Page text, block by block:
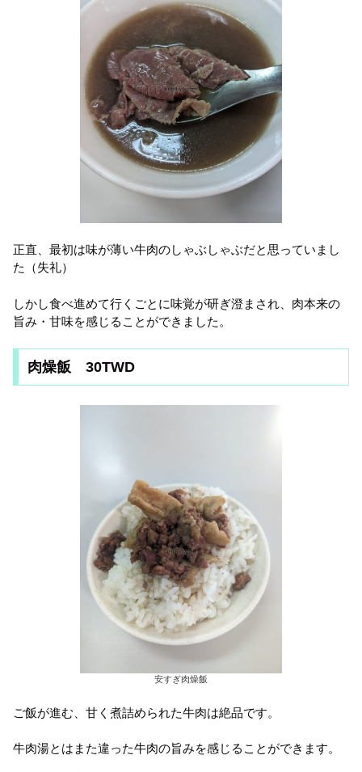
正直、最初は味が薄い牛肉のしゃぶしゃぶだと思っていまし
た（失礼）
しかし食べ進めて行くごとに味覚が研ぎ澄まされ、肉本来の
旨み・甘味を感じることができました。
肉燥飯 30TWD
安すぎ肉燥飯
ご飯が進む、甘く煮詰められた牛肉は絶品です。
牛肉湯とはまた違った牛肉の旨みを感じることができます。